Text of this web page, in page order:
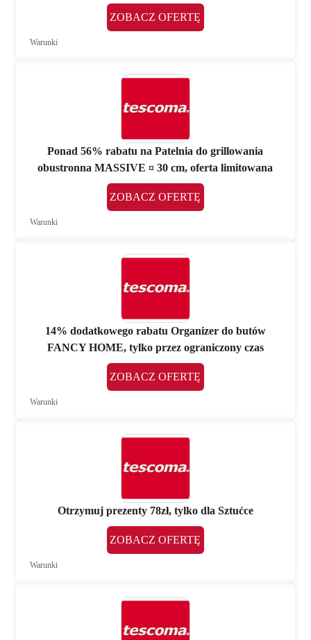
ZOBACZ OFERTĘ
Warunki
Ponad 56% rabatu na Patelnia do grillowania
obustronna MASSIVE ¤ 30 cm, oferta limitowana
ZOBACZ OFERTĘ
Warunki
14% dodatkowego rabatu Organizer do butów
FANCY HOME, tylko przez ograniczony czas
ZOBACZ OFERTĘ
Warunki
Otrzymuj prezenty 78zł, tylko dla Sztućce
ZOBACZ OFERTĘ
Warunki